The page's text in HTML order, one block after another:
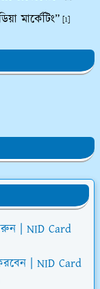
মার্কেটিং” [1]
| NID Card
| NID Card